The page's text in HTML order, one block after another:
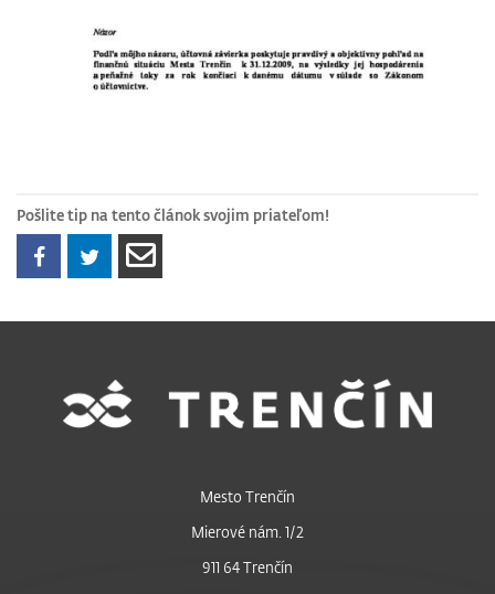
Pošlite tip na tento článok svojim priateľom!
Mesto Trenčín
Mierové nám. 1/2
911 64 Trenčín